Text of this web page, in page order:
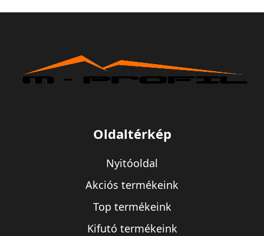
Oldaltérkép
Nyitóoldal
Akciós termékeink
Top termékeink
Kifutó termékeink